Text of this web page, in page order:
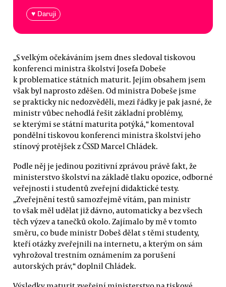
♥ Daruji
„S velkým očekáváním jsem dnes sledoval tiskovou
konferenci ministra školství Josefa Dobeše
k problematice státních maturit. Jejím obsahem jsem
však byl naprosto zděšen. Od ministra Dobeše jsme
se prakticky nic nedozvěděli, mezi řádky je pak jasné, že
ministr vůbec nehodlá řešit základní problémy,
se kterými se státní maturita potýká,“ komentoval
pondělní tiskovou konferenci ministra školství jeho
stínový protějšek z ČSSD Marcel Chládek.
Podle něj je jedinou pozitivní zprávou právě fakt, že
ministerstvo školství na základě tlaku opozice, odborné
veřejnosti i studentů zveřejní didaktické testy.
„Zveřejnění testů samozřejmě vítám, pan ministr
to však měl udělat již dávno, automaticky a bez všech
těch výzev a tanečků okolo. Zajímalo by mě v tomto
směru, co bude ministr Dobeš dělat s těmi studenty,
kteří otázky zveřejnili na internetu, a kterým on sám
vyhrožoval trestním oznámením za porušení
autorských práv,“ doplnil Chládek.